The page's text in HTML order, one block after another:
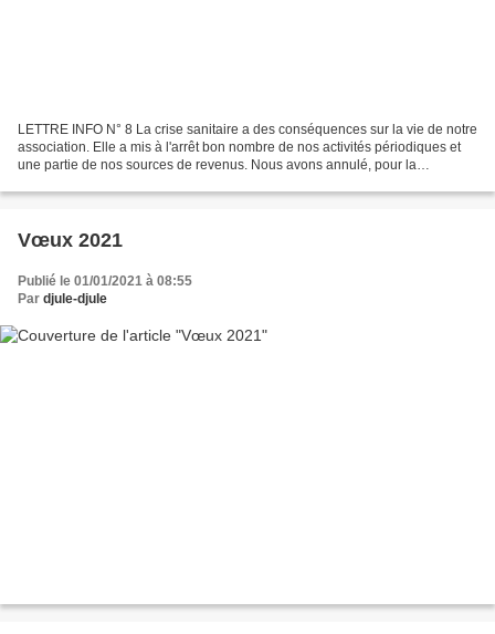
LETTRE INFO N° 8 La crise sanitaire a des conséquences sur la vie de notre
association. Elle a mis à l'arrêt bon nombre de nos activités périodiques et
une partie de nos sources de revenus. Nous avons annulé, pour la
Vœux 2021
Publié le 01/01/2021 à 08:55
Par djule-djule